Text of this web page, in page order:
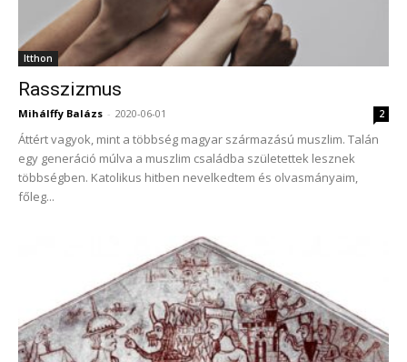
Itthon
Rasszizmus
Mihálffy Balázs - 2020-06-01 2
Áttért vagyok, mint a többség magyar származású muszlim. Talán
egy generáció múlva a muszlim családba születettek lesznek
többségben. Katolikus hitben nevelkedtem és olvasmányaim,
főleg...